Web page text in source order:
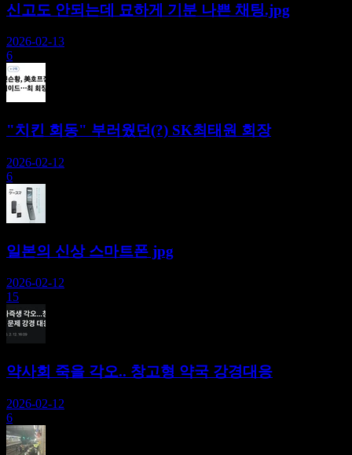
신고도 안되는데 묘하게 기분 나쁜 채팅.jpg
2026-02-13
6
"치킨 회동" 부러웠던(?) SK최태원 회장
2026-02-12
6
일본의 신상 스마트폰 jpg
2026-02-12
15
약사회 죽을 각오.. 창고형 약국 강경대응
2026-02-12
6